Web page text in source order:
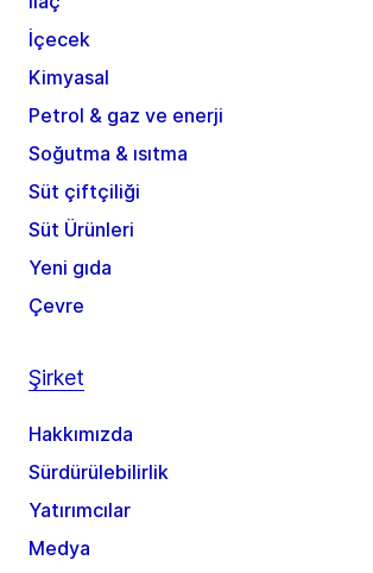
İçecek
Kimyasal
Petrol & gaz ve enerji
Soğutma & ısıtma
Süt çiftçiliği
Süt Ürünleri
Yeni gıda
Çevre
Şirket
Hakkımızda
Sürdürülebilirlik
Yatırımcılar
Medya